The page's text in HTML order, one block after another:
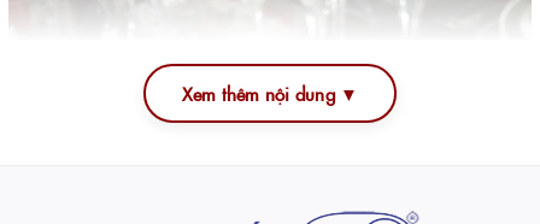
Xem thêm nội dung ▼